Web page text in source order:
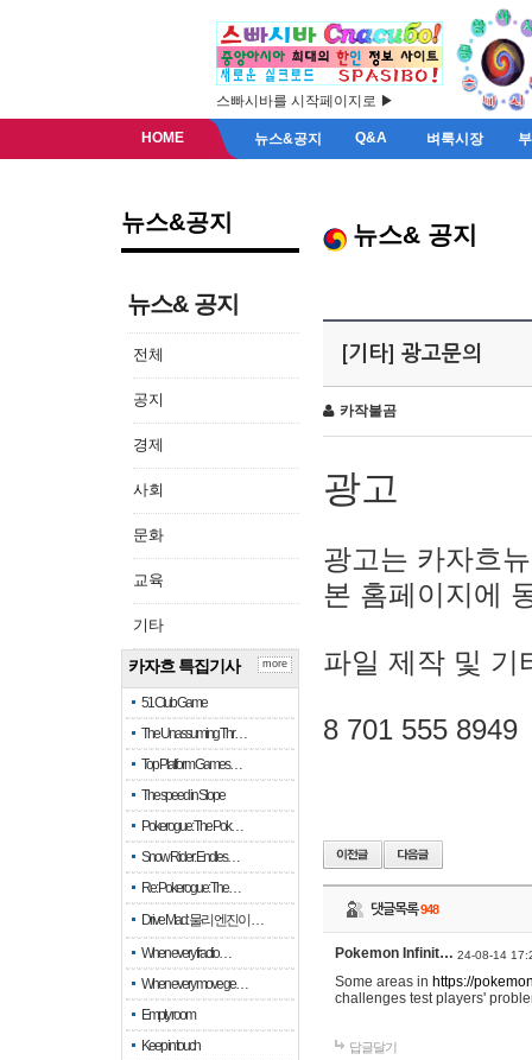
스빠시바를 시작페이지로 ▶
HOME 뉴스&공지 Q&A 벼룩시장
뉴스&공지
뉴스& 공지
전체
공지
경제
사회
문화
교육
기타
카자흐 특집기사
51 Club Game
The Unassuming Thr…
Top Platform Games…
The speed in Slope
Pokerogue: The Pok…
Snow Rider: Endles…
Re: Pokerogue: The…
Drive Mad: 물리 엔진이 …
When every fractio…
When every move ge…
Empty room
Keep in touch
more
뉴스& 공지
[기타] 광고문의
카작불곰
광고
광고는 카자흐
본 홈페이지에
파일 제작 및 기
8 701 555 8949
댓글목록948
Pokemon Infinit… 24-08-14
Some areas in https://
challenges test players'
답글달기